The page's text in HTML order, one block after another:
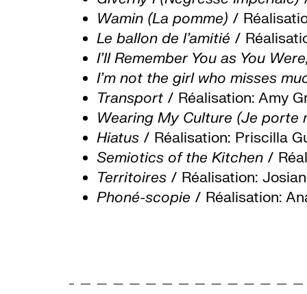
Wamin (La pomme) /
Le ballon de l’amitié /
I’ll Remember You as You
I’m not the girl who misses
Transport / Réalisation: Amy
Wearing My Culture (Je porte
Hiatus / Réalisation: Priscilla
Semiotics of the Kitchen/
Territoires/ Réalisation:
Phoné-scopie / Réalisation: